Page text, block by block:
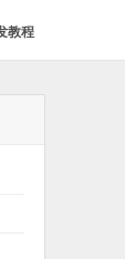
教程